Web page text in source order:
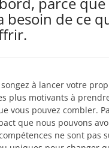
besoin de ce
à lancer votre
plus motivants à
vous pouvez combler.
que nous pouvons
ne sont pas